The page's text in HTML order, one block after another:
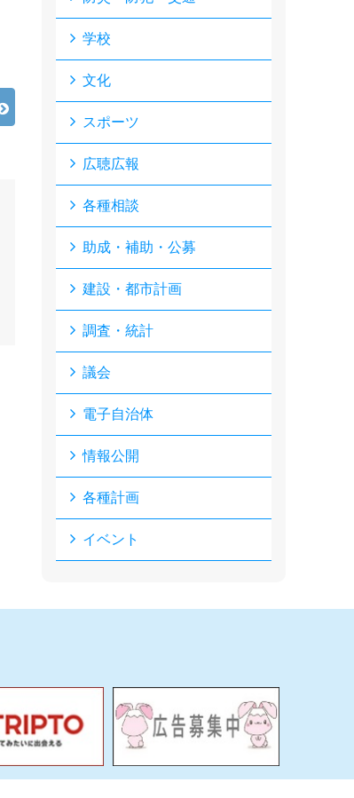
学校
文化
スポーツ
広聴広報
各種相談
助成・補助・公募
建設・都市計画
調査・統計
議会
電子自治体
情報公開
各種計画
イベント